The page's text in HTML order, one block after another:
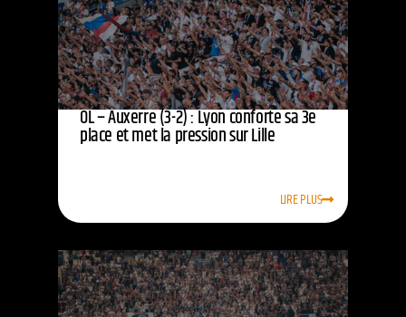
OL – Auxerre (3-2) : Lyon conforte sa 3e
place et met la pression sur Lille
LIRE PLUS